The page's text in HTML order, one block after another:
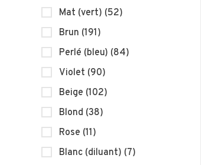
Mat (vert) (52)
Brun (191)
Perlé (bleu) (84)
Violet (90)
Beige (102)
Blond (38)
Rose (11)
Blanc (diluant) (7)